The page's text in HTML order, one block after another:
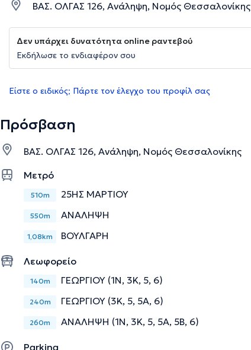
ΒΑΣ. ΟΛΓΑΣ 126, Ανάληψη, Νομός Θεσσαλονίκης
Δεν υπάρχει δυνατότητα online ραντεβού
Εκδήλωσε το ενδιαφέρον σου
Είστε ο ειδικός; Πάρτε τον έλεγχο του προφίλ σας
Πρόσβαση
ΒΑΣ. ΟΛΓΑΣ 126, Ανάληψη, Νομός Θεσσαλονίκης
Μετρό
510m 25ΗΣ ΜΑΡΤΙΟΥ
550m ΑΝΑΛΗΨΗ
1,08km ΒΟΥΛΓΑΡΗ
Λεωφορείο
140m ΓΕΩΡΓΙΟΥ (1Ν, 3Κ, 5, 6)
240m ΓΕΩΡΓΙΟΥ (3Κ, 5, 5Α, 6)
260m ΑΝΑΛΗΨΗ (1Ν, 3Κ, 5, 5Α, 5Β, 6)
Parking